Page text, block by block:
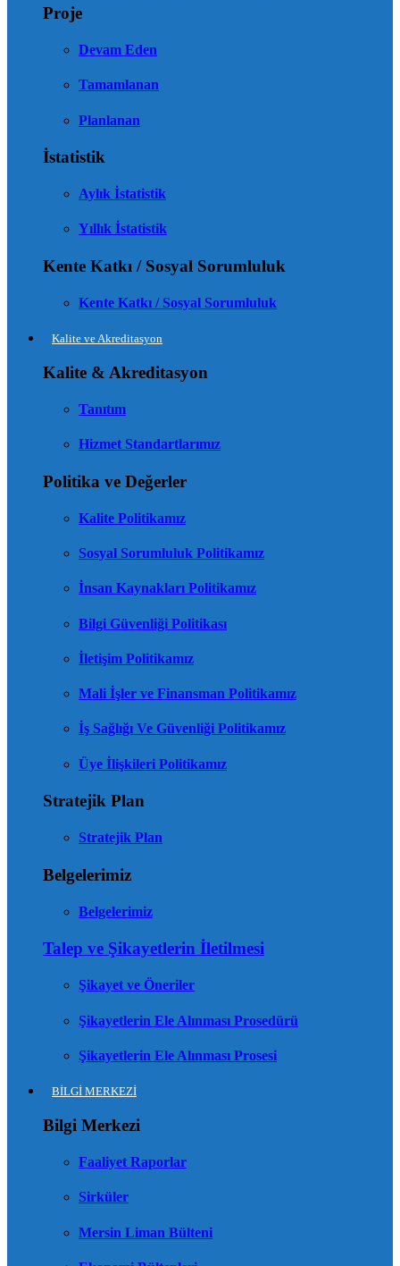
Proje
Devam Eden
Tamamlanan
Planlanan
İstatistik
Aylık İstatistik
Yıllık İstatistik
Kente Katkı / Sosyal Sorumluluk
Kente Katkı / Sosyal Sorumluluk
Kalite ve Akreditasyon
Kalite & Akreditasyon
Tanıtım
Hizmet Standartlarımız
Politika ve Değerler
Kalite Politikamız
Sosyal Sorumluluk Politikamız
İnsan Kaynakları Politikamız
Bilgi Güvenliği Politikası
İletişim Politikamız
Mali İşler ve Finansman Politikamız
İş Sağlığı Ve Güvenliği Politikamız
Üye İlişkileri Politikamız
Stratejik Plan
Stratejik Plan
Belgelerimiz
Belgelerimiz
Talep ve Şikayetlerin İletilmesi
Şikayet ve Öneriler
Şikayetlerin Ele Alınması Prosedürü
Şikayetlerin Ele Alınması Prosesi
BİLGİ MERKEZİ
Bilgi Merkezi
Faaliyet Raporlar
Sirküler
Mersin Liman Bülteni